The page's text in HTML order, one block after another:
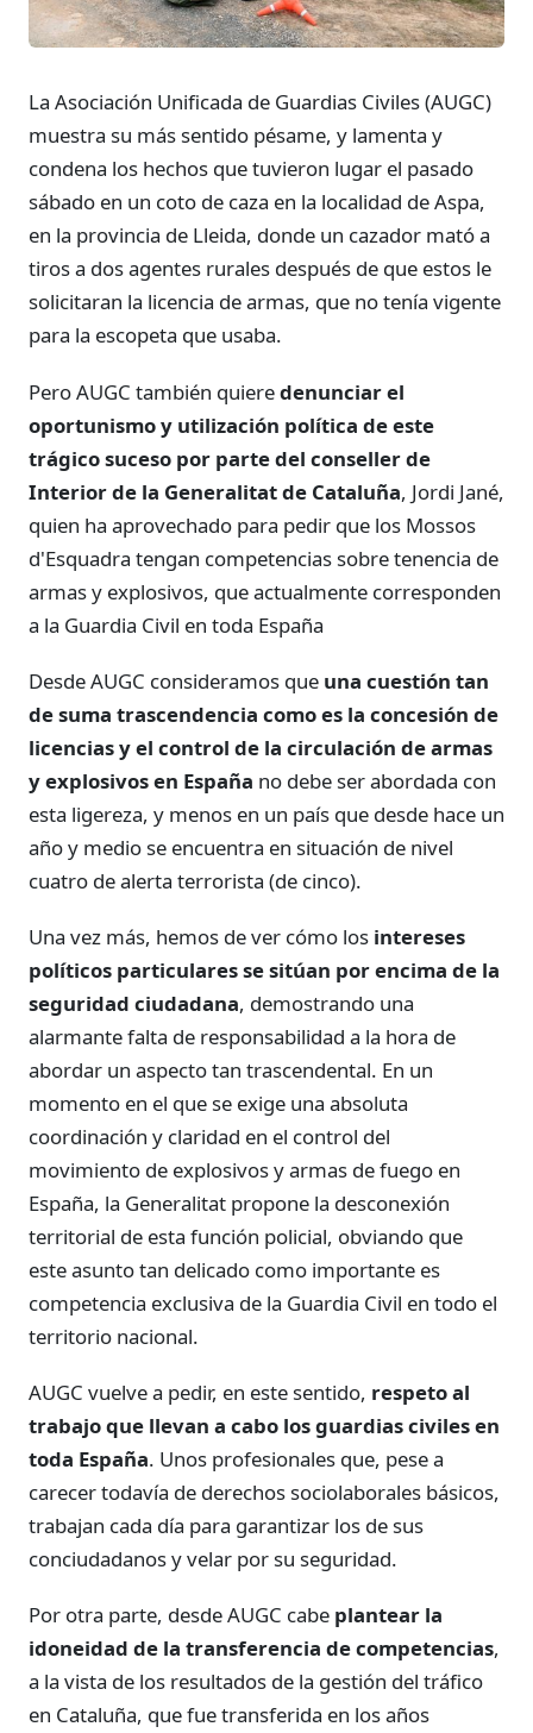
La Asociación Unificada de Guardias Civiles (AUGC)
muestra su más sentido pésame, y lamenta y
condena los hechos que tuvieron lugar el pasado
sábado en un coto de caza en la localidad de Aspa,
en la provincia de Lleida, donde un cazador mató a
tiros a dos agentes rurales después de que estos le
solicitaran la licencia de armas, que no tenía vigente
para la escopeta que usaba.
Pero AUGC también quieredenunciar el
oportunismo y utilización política de este
trágico suceso por parte del conseller de
Interior de la Generalitat de Cataluña, Jordi Jané,
quien ha aprovechado para pedir que los Mossos
d'Esquadra tengan competencias sobre tenencia de
armas y explosivos, que actualmente corresponden
a la Guardia Civil en toda España
Desde AUGC consideramos que una cuestión tan
de suma trascendencia como es la concesión de
licencias y el control de la circulación de armas
y explosivos en España no debe ser abordada con
esta ligereza, y menos en un país que desde hace un
año y medio se encuentra en situación de nivel
cuatro de alerta terrorista (de cinco).
Una vez más, hemos de ver cómo los intereses
políticos particulares se sitúan por encima de la
seguridad ciudadana, demostrando una
alarmante falta de responsabilidad a la hora de
abordar un aspecto tan trascendental. En un
momento en el que se exige una absoluta
coordinación y claridad en el control del
movimiento de explosivos y armas de fuego en
España, la Generalitat propone la desconexión
territorial de esta función policial, obviando que
este asunto tan delicado como importante es
competencia exclusiva de la Guardia Civil en todo el
territorio nacional.
AUGC vuelve a pedir, en este sentido, respeto al
trabajo que llevan a cabo los guardias civiles en
toda España. Unos profesionales que, pese a
carecer todavía de derechos sociolaborales básicos,
trabajan cada día para garantizar los de sus
conciudadanos y velar por su seguridad.
Por otra parte, desde AUGC cabe plantear la
idoneidad de la transferencia de competencias,
a la vista de los resultados de la gestión del tráfico
en Cataluña, que fue transferida en los años